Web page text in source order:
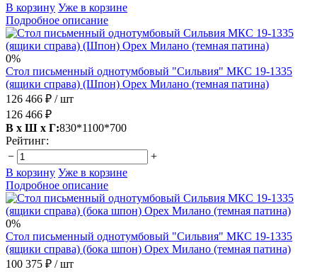
В корзину Уже в корзине
Подробное описание
0%
Стол письменный однотумбовый "Сильвия" МКС 19-1335
(ящики справа) (Шпон) Орех Милано (темная патина)
126 466 ₽ / шт
126 466 ₽
В х Ш х Г:830*1100*700
Рейтинг:
−
+
В корзину Уже в корзине
Подробное описание
0%
Стол письменный однотумбовый "Сильвия" МКС 19-1335
(ящики справа) (бока шпон) Орех Милано (темная патина)
100 375 ₽ / шт